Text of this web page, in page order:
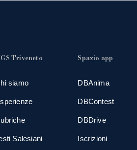
Triveneto
siamo
Salesiani
Spazio app
DBAnima
DBContest
DBDrive
Iscrizioni